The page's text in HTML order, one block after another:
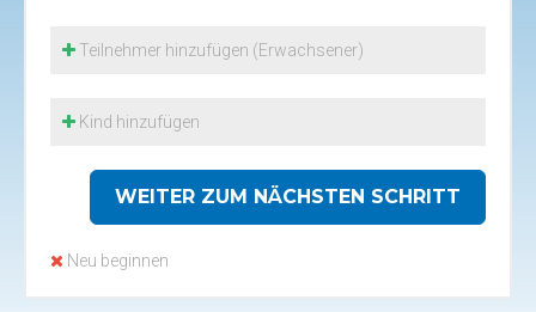
Teilnehmer hinzufügen (Erwachsener)
Kind hinzufügen
WEITER ZUM NÄCHSTEN SCHRITT
Neu beginnen